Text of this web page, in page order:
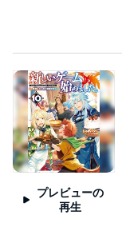
プレビューの
再生